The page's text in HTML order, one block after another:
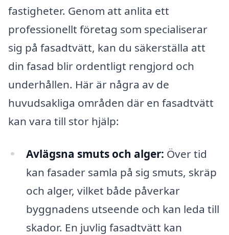
fastigheter. Genom att anlita ett
professionellt företag som specialiserar
sig på fasadtvätt, kan du säkerställa att
din fasad blir ordentligt rengjord och
underhållen. Här är några av de
huvudsakliga områden där en fasadtvätt
kan vara till stor hjälp:
Avlägsna smuts och alger: Över tid
kan fasader samla på sig smuts, skräp
och alger, vilket både påverkar
byggnadens utseende och kan leda till
skador. En juvlig fasadtvätt kan